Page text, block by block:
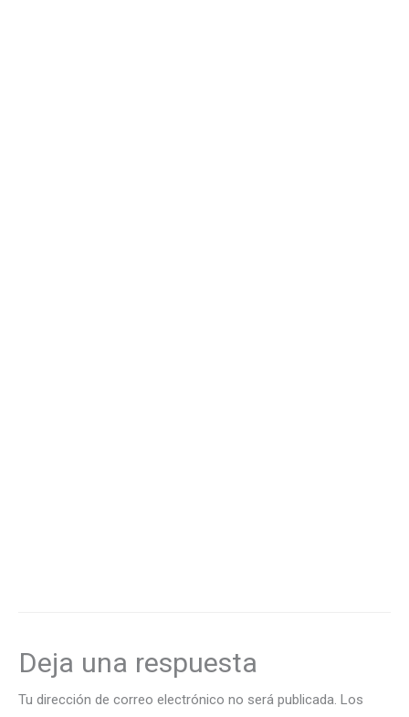
Deja una respuesta
Tu dirección de correo electrónico no será publicada. Los